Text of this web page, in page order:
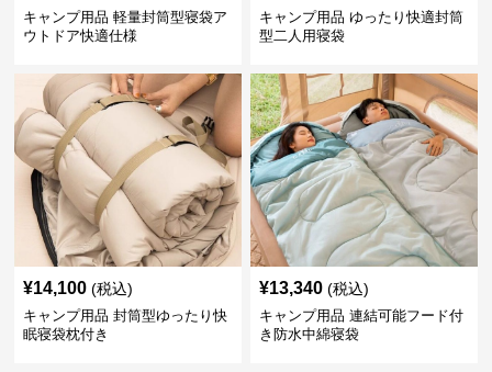
キャンプ用品 軽量封筒型寝袋ア
ウトドア快適仕様
キャンプ用品 ゆったり快適封筒
型二人用寝袋
¥14,100 (税込)
キャンプ用品 封筒型ゆったり快
眠寝袋枕付き
¥13,340 (税込)
キャンプ用品 連結可能フード付
き防水中綿寝袋